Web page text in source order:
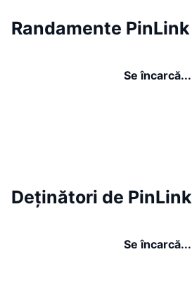
Randamente PinLink
Se încarcă...
Deținători de PinLink
Se încarcă...